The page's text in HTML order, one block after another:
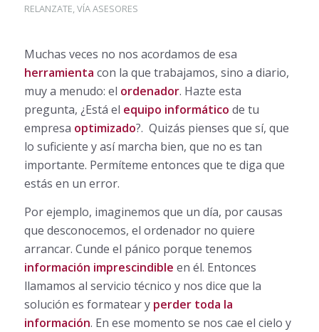
RELANZATE,VÍA ASESORES
Muchas veces no nos acordamos de esa
herramienta con la que trabajamos, sino a diario,
muy a menudo: el ordenador. Hazte esta
pregunta, ¿Está el equipo informático de tu
empresa optimizado?. Quizás pienses que sí, que
lo suficiente y así marcha bien, que no es tan
importante. Permíteme entonces que te diga que
estás en un error.
Por ejemplo, imaginemos que un día, por causas
que desconocemos, el ordenador no quiere
arrancar. Cunde el pánico porque tenemos
información imprescindible en él. Entonces
llamamos al servicio técnico y nos dice que la
solución es formatear yperder toda la
información. En ese momento se nos cae el cielo y